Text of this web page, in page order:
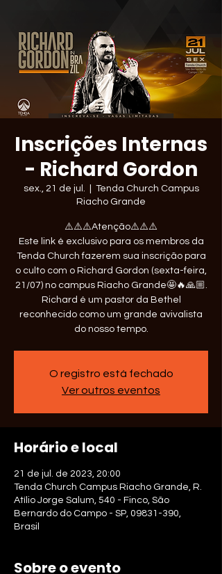
Inscrições Internas
- Richard Gordon
sex., 21 de jul.
Tenda Church Campus
Riacho Grande
⚠️⚠️⚠️Atenção⚠️⚠️⚠️
Este link é exclusivo para os membros da
Tenda Church fazerem sua inscrição para
o culto com o Richard Gordon (sexta-feira,
21/07) no campus Riacho Grande🤩🔥🙏🏼.
Richard é um pastor da Bethel
reconhecido como um grande avivalista
do nosso tempo.
O registro está fechado
Ver outros eventos
Horário e local
21 de jul. de 2023, 20:00
Tenda Church Campus Riacho Grande, R.
Atílio Jorge Salum, 540 - Finco, São
Bernardo do Campo - SP, 09831-390,
Brasil
Sobre o evento